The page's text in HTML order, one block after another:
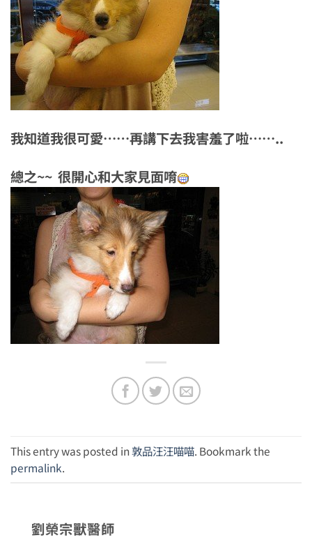
我知道我很可愛……再講下去我害羞了啦……..
總之~~ 很開心和大家見面唷
This entry was posted in敦品汪汪喵喵. Bookmark the
permalink.
劉榮宗獸醫師